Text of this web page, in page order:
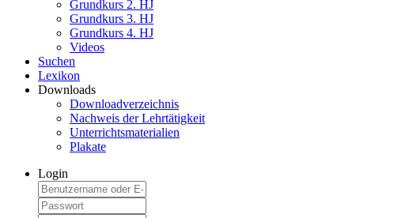
Grundkurs 2. HJ
Grundkurs 3. HJ
Grundkurs 4. HJ
Videos
Suchen
Lexikon
Downloads
Downloadverzeichnis
Nachweis der Lehrtätigkeit
Unterrichtsmaterialien
Plakate
Login